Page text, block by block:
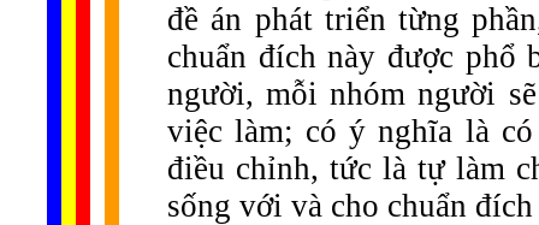
đề án phát triển từng
chuẩn đích này được
người, mỗi nhóm người
việc làm; có ý nghĩa là
điều chỉnh, tức là tự làm
sống với và cho chuẩn